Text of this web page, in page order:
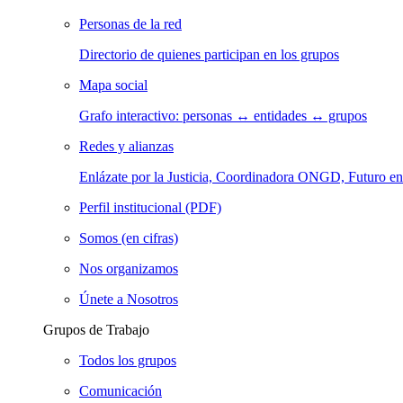
Personas de la red
Directorio de quienes participan en los grupos
Mapa social
Grafo interactivo: personas ↔ entidades ↔ grupos
Redes y alianzas
Enlázate por la Justicia, Coordinadora ONGD, Futuro
Perfil institucional (PDF)
Somos (en cifras)
Nos organizamos
Únete a Nosotros
Grupos de Trabajo
Todos los grupos
Comunicación